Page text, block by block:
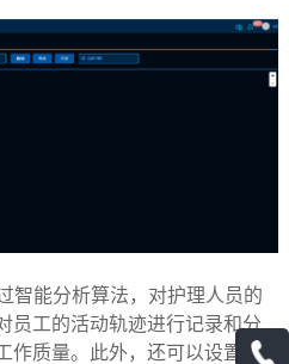
智能分析算法，对护理人员的
员工的活动轨迹进行记录和分
作质量。此外，还可以设置一